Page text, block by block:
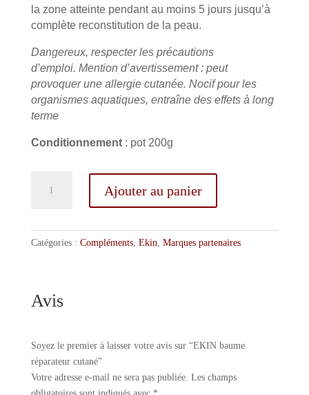
la zone atteinte pendant au moins 5 jours jusqu’à
complète reconstitution de la peau.
Dangereux, respecter les précautions
d’emploi. Mention d’avertissement : peut
provoquer une allergie cutanée. Nocif pour les
organismes aquatiques, entraîne des effets à long
terme
Conditionnement: pot 200g
réparateur
Ajouter au panier
Catégories : Compléments, Ekin, Marques partenaires
Avis
Soyez le premier à laisser votre avis sur “EKIN baume
réparateur cutané”
Votre adresse e-mail ne sera pas publiée. Les champs